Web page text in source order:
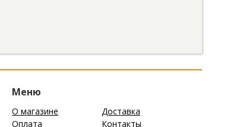
Меню
О магазине
Доставка
Оплата
Контакты